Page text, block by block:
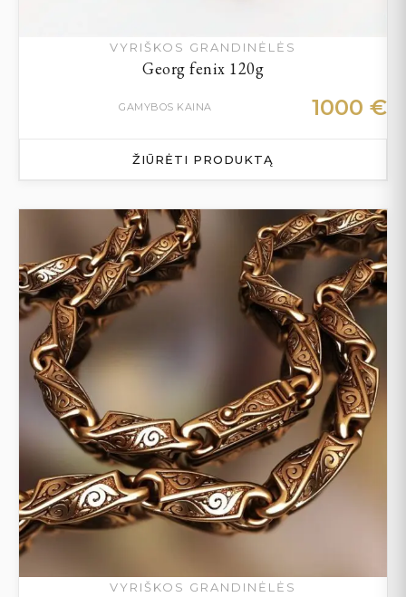
VYRIŠKOS GRANDINĖLĖS
Georg fenix 120g
GAMYBOS KAINA 1000 €
ŽIŪRĖTI PRODUKTĄ
VYRIŠKOS GRANDINĖLĖS